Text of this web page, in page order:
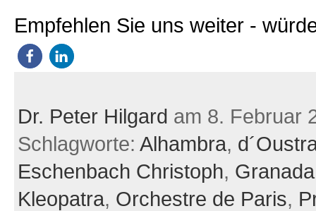
Empfehlen Sie uns weiter -
Dr. Peter Hilgard am 8. Februar
Schlagworte: Alhambra,
Eschenbach Christoph, Granada
Kleopatra, Orchestre de Paris,